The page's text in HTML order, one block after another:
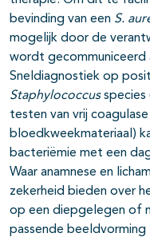
bevinding van een S.
mogelijk door de
wordt gecommuniceerd
Sneldiagnostiek op
Staphylococcus
testen van vrij
bloedkweekmateriaal)
bacteriëmie met een
Waar anamnese en
zekerheid bieden over
op een diepgelegen of
passende